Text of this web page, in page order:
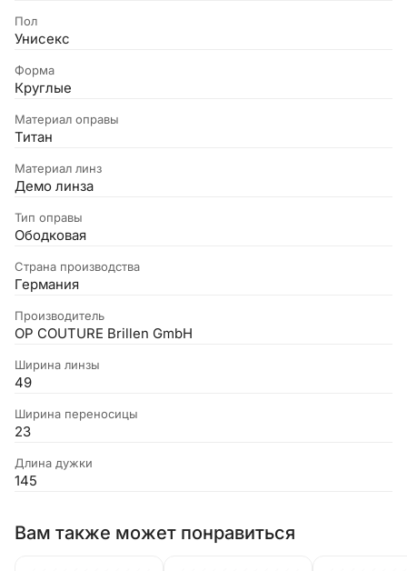
Пол
Унисекс
Форма
Круглые
Материал оправы
Титан
Материал линз
Демо линза
Тип оправы
Ободковая
Страна производства
Германия
Производитель
OP COUTURE Brillen GmbH
Ширина линзы
49
Ширина переносицы
23
Длина дужки
145
Вам также может понравиться